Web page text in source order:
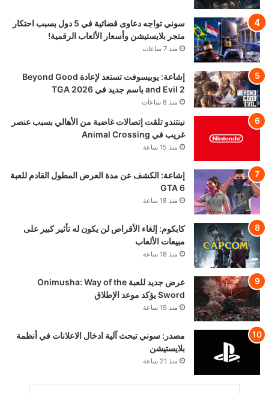
سوني تواجه دعاوى قضائية في 5 دول بسبب احتكار
متجر بلايستيشن وأسعار الألعاب الرقمية!
منذ 7 ساعات
إشاعة: يوبيسوفت تستعد لإعادة Beyond Good
and Evil 2 باسم جديد في TGA 2026
منذ 8 ساعات
نينتندو تلقت إتصالات غاضبة من الأهالي بسبب عنصر
غريب في Animal Crossing
منذ 15 ساعة
إشاعة: الكشف عن مدة العرض المطول القادم للعبة
GTA 6
منذ 18 ساعة
كابكوم: إلغاء الأقراص لن يكون له تأثير كبير على
مبيعات الألعاب
منذ 18 ساعة
عرض جديد للعبة Onimusha: Way of the
Sword يؤكد موعد الإطلاق
منذ 19 ساعة
مصدر: سوني تبحث آلية ادخال الاعلانات في أنظمة
بلايستيشن
منذ 21 ساعة